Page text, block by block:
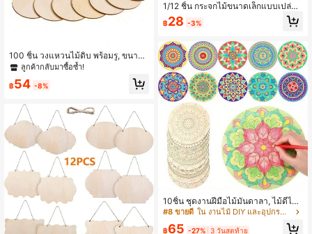
100 ชิ้น วงแหวนไม้ดิบ พร้อมรู, ขนาด
2.5/5/10/15 เซนติเมตร หลายขนาด วง
แหวนไม้วงกลมสำหรับงานประดิษฐ์ DI
Y ทาสี และวาดภาพ ตกแต่งคริสต์มาส
ลูกค้ากลับมาซื้อซ้ำ!
฿54 -8%
1/12 ชิ้น กระจกไม้ขนาดเล็กแบบเปล่า
DIY, งานฝีมือไม้ทำด้วยมือ, กระจกวาด
ด้วยมือ, วัสดุวาดภาพศิลปะ, กระจกวาด
ปะ, กระจกพร้อมฟิล์มป้องกัน, ความคม
ชัดสูง, วัสดุงานฝีมือสำหรับผู้ใหญ่, อุปก
รณ์งานปาร์ตี้
฿28 -3%
10ชิ้น ชุดงานฝีมือไม้มันดาลา, ไม้ดีไอว
าดด้วยมือ, ภาพวาดรองแก้วมันดาลา,
ของตกแต่งบ้าน, ชุดฝีมือที่ยังไม่เสร็จสม
บูรณ์, เหมาะสำหรับงานฝีมือสร้างสรรค์
#8 ขายดี ใน งานไม้ DIY และอุปกรณ์ตกแต่ง งานไม้ DIY และอุปกร
฿65 -27% 3 วันสุดท้าย